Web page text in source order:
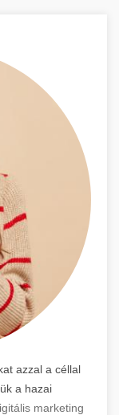
azzal a céllal
a hazai
marketing